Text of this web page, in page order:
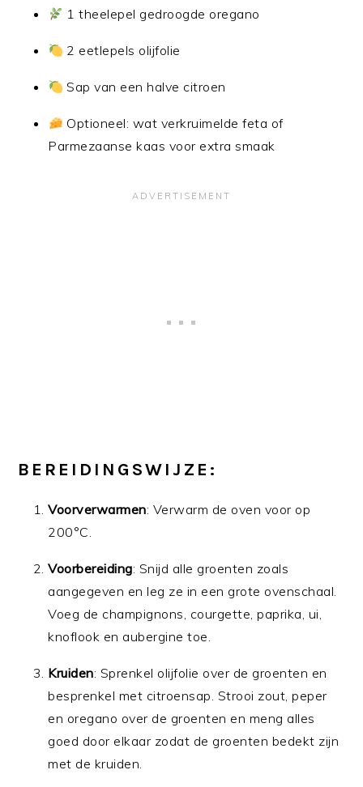
1 theelepel gedroogde oregano
2 eetlepels olijfolie
Sap van een halve citroen
Optioneel: wat verkruimelde feta of
Parmezaanse kaas voor extra smaak
BEREIDINGSWIJZE :
Voorverwarmen: Verwarm de oven voor op
200°C.
Voorbereiding: Snijd alle groenten zoals
aangegeven en leg ze in een grote ovenschaal.
Voeg de champignons, courgette, paprika, ui,
knoflook en aubergine toe.
Kruiden: Sprenkel olijfolie over de groenten en
besprenkel met citroensap. Strooi zout, peper
en oregano over de groenten en meng alles
goed door elkaar zodat de groenten bedekt zijn
met de kruiden.